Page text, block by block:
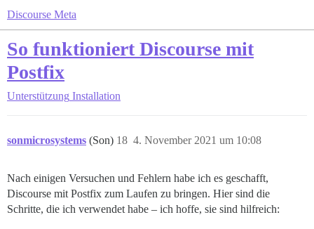
Discourse Meta
So funktioniert Discourse mit
Postfix
Unterstützung Installation
sonmicrosystems (Son) 4. November 2021 um 10:08
18
Nach einigen Versuchen und Fehlern habe ich es geschafft,
Discourse mit Postfix zum Laufen zu bringen. Hier sind die
Schritte, die ich verwendet habe – ich hoffe, sie sind hilfreich: